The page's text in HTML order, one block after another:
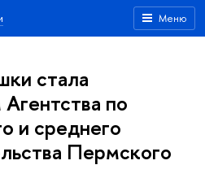
Меню
стала
по
и среднего
Пермского